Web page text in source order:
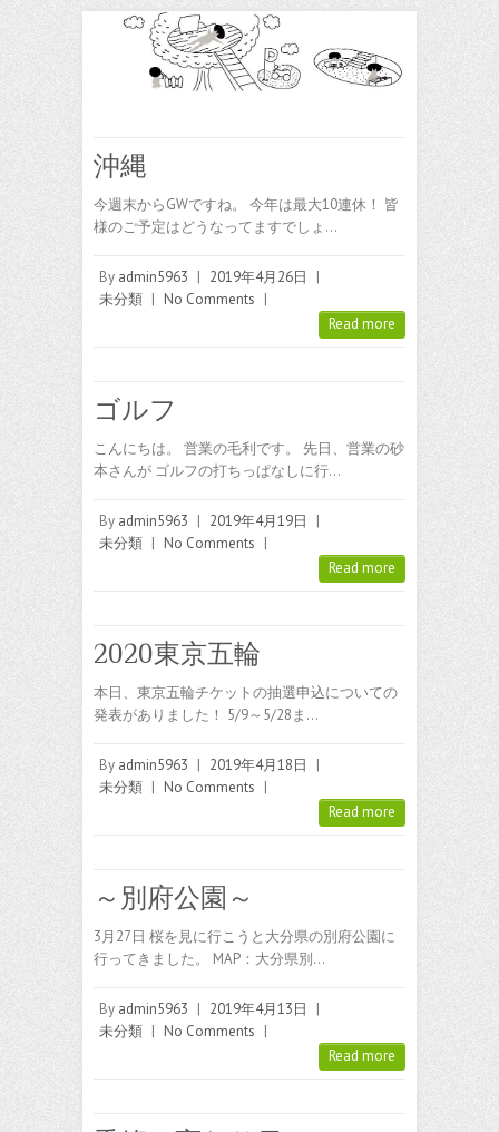
沖縄
今週末からGWですね。 今年は最大10連休！ 皆
様のご予定はどうなってますでしょ…
By admin5963 | 2019年4月26日
|
未分類 | No Comments |
Read more
ゴルフ
こんにちは。 営業の毛利です。 先日、営業の砂
本さんが ゴルフの打ちっぱなしに行…
By admin5963 | 2019年4月19日
|
未分類 | No Comments |
Read more
2020東京五輪
本日、東京五輪チケットの抽選申込についての
発表がありました！ 5/9～5/28ま…
By admin5963 | 2019年4月18日
|
未分類 | No Comments |
Read more
～別府公園～
3月27日 桜を見に行こうと大分県の別府公園に
行ってきました。 MAP：大分県別…
By admin5963 | 2019年4月13日
|
未分類 | No Comments |
Read more